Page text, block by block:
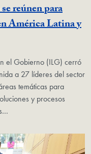
reúnen para
América Latina y
el Gobierno (ILG) cerró
a 27 líderes del sector
temáticas para
y procesos